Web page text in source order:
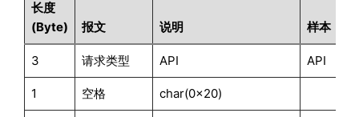
长度
(Byte)
报文 说明 样本
3 请求类型 API API
1 空格 char(0x20)